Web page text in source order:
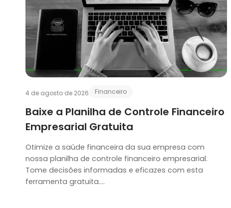
4 de agosto de 2026 Financeiro
Baixe a Planilha de Controle Financeiro
Empresarial Gratuita
Otimize a saúde financeira da sua empresa com
nossa planilha de controle financeiro empresarial.
Tome decisões informadas e eficazes com esta
ferramenta gratuita….